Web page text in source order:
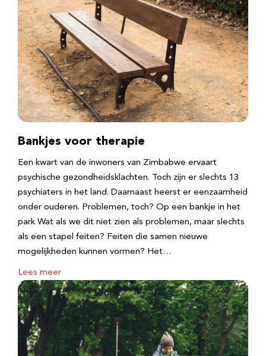
Bankjes voor therapie
Een kwart van de inwoners van Zimbabwe ervaart
psychische gezondheidsklachten. Toch zijn er slechts 13
psychiaters in het land. Daarnaast heerst er eenzaamheid
onder ouderen. Problemen, toch? Op een bankje in het
park Wat als we dit niet zien als problemen, maar slechts
als een stapel feiten? Feiten die samen nieuwe
mogelijkheden kunnen vormen? Het…
Lees meer